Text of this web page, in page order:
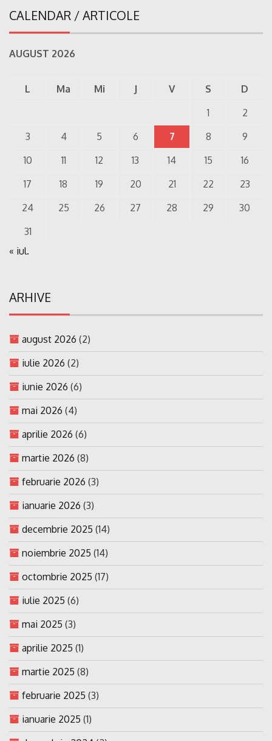
CALENDAR / ARTICOLE
AUGUST 2026
L Ma Mi J V S
D
1
2
3
4 5 6 7 8
9
10
11 12 13 14 15
16
17
18 19 20 21 22
23
24
25 26 27 28 29
30
31
« iul.
ARHIVE
august 2026 (2)
iulie 2026 (2)
iunie 2026 (6)
mai 2026 (4)
aprilie 2026 (6)
martie 2026 (8)
februarie 2026 (3)
ianuarie 2026 (3)
decembrie 2025 (14)
noiembrie 2025 (14)
octombrie 2025 (17)
iulie 2025 (6)
mai 2025 (3)
aprilie 2025 (1)
martie 2025 (8)
februarie 2025 (3)
ianuarie 2025 (1)